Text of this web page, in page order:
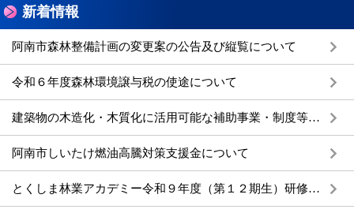
新着情報
阿南市森林整備計画の変更案の公告及び縦覧について
令和６年度森林環境譲与税の使途について
建築物の木造化・木質化に活用可能な補助事業・制度等について
阿南市しいたけ燃油高騰対策支援金について
とくしま林業アカデミー令和９年度（第１２期生）研修生募集